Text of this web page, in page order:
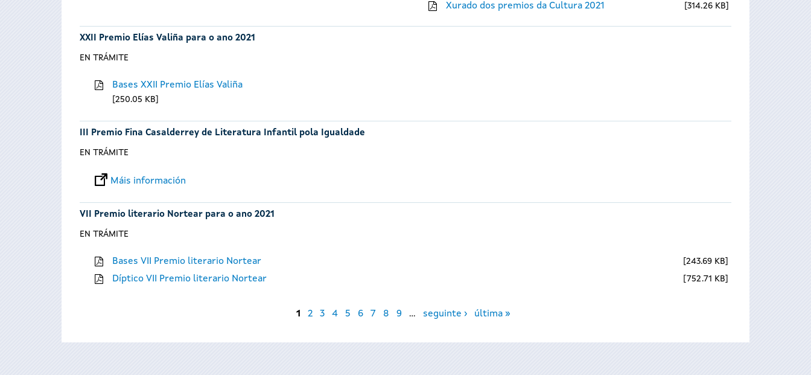
Xurado dos premios da Cultura 2021 314.26 KB
XXII Premio Elías Valiña para o ano 2021
EN TRÁMITE
Bases XXII Premio Elías Valiña
250.05 KB
III Premio Fina Casalderrey de Literatura Infantil pola Igualdade
EN TRÁMITE
Máis información
VII Premio literario Nortear para o ano 2021
EN TRÁMITE
Bases VII Premio literario Nortear 243.69 KB
Díptico VII Premio literario Nortear 752.71 KB
1 2 3 4 5 6 7 8 9 … seguinte › última »